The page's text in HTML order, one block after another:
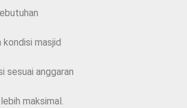
kondisi masjid
sesuai anggaran
maksimal.